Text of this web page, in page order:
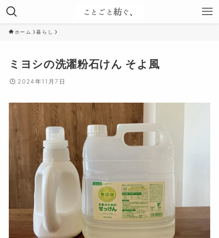
ホーム 暮らし
ミヨシの洗濯粉石けん そよ風
2024年11月7日